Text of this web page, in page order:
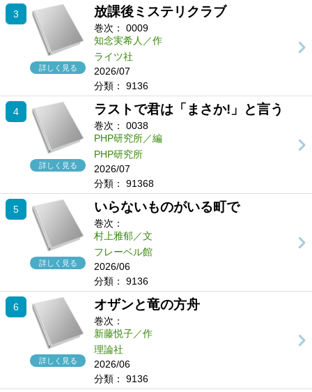
3
詳しく見る
放課後ミステリクラブ
巻次：
0009
知念実希人／作
ライツ社
2026/07
分類：
9136
4
詳しく見る
ラストで君は「まさか!」と言う
巻次：
0038
PHP研究所／編
PHP研究所
2026/07
分類：
91368
5
詳しく見る
いらないものがいる町で
巻次：
村上雅郁／文
フレーベル館
2026/06
分類：
9136
6
詳しく見る
オザンと竜の方舟
巻次：
新藤悦子／作
理論社
2026/06
分類：
9136